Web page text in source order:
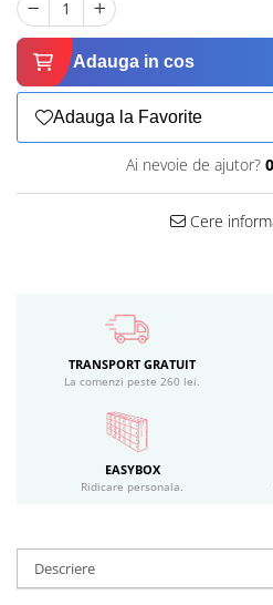
Adauga in cos
Adauga la Favorite
Ai nevoie de ajutor?
Cere
TRANSPORT GRATUIT
La comenzi peste 260 lei.
EASYBOX
Ridicare personala.
Descriere